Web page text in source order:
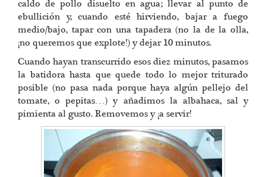
caldo de pollo disuelto en agua; llevar al punto de
ebullición y, cuando esté hirviendo, bajar a fuego
medio/bajo, tapar con una tapadera (no la de la olla,
¡no queremos que explote!) y dejar 10 minutos.
Cuando hayan transcurrido esos diez minutos, pasamos
la batidora hasta que quede todo lo mejor triturado
posible (no pasa nada porque haya algún pellejo del
tomate, o pepitas…) y añadimos la albahaca, sal y
pimienta al gusto. Removemos y ¡a servir!